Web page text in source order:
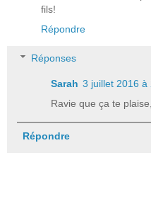
fils!
Répondre
Réponses
Sarah 3 juillet 2016 à
Ravie que ça te
Répondre